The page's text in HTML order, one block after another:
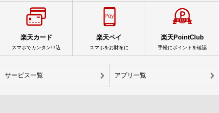
楽天カード
スマホでカンタン申込
楽天ペイ
スマホをお財布に
楽天PointClub
手軽にポイントを確認
サービス一覧 アプリ一覧